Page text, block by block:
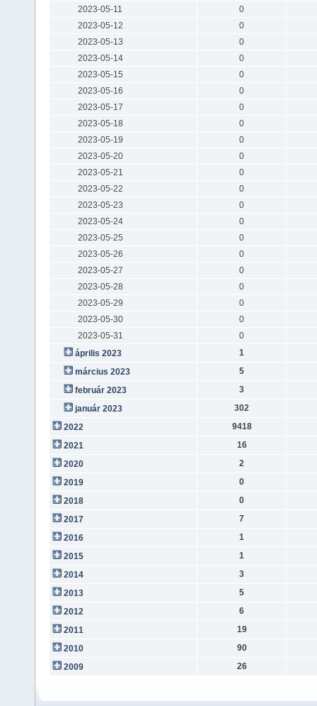
2023-05-11
0
2023-05-12
0
2023-05-13
0
2023-05-14
0
2023-05-15
0
2023-05-16
0
2023-05-17
0
2023-05-18
0
2023-05-19
0
2023-05-20
0
2023-05-21
0
2023-05-22
0
2023-05-23
0
2023-05-24
0
2023-05-25
0
2023-05-26
0
2023-05-27
0
2023-05-28
0
2023-05-29
0
2023-05-30
0
2023-05-31
0
április 2023
1
március 2023
5
február 2023
3
január 2023
302
2022
9418
2021
16
2020
2
2019
0
2018
0
2017
7
2016
1
2015
1
2014
3
2013
5
2012
6
2011
19
2010
90
2009
26